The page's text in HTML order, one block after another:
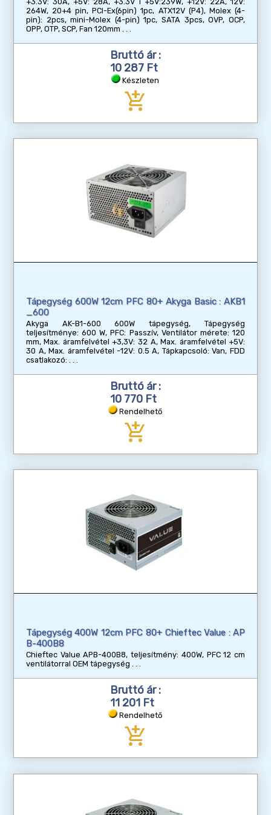
264W, 20+4 pin, PCI-Ex(6pin) 1pc, ATX12V (P4), Molex (4-
pin): 2pcs, mini-Molex (4-pin) 1pc, SATA 3pcs, OVP, OCP,
OPP, OTP, SCP, Fan 120mm
Bruttó ár :
10 287 Ft
Készleten
add_shopping_cart
Tápegység 600W 12cm PFC 80+ Akyga Basic : AKB1
_600
Akyga AK-B1-600 600W tápegység, Tápegység
teljesítménye: 600 W, PFC: Passzív, Ventilátor mérete: 120
mm, Max. áramfelvétel +3,3V: 32 A, Max. áramfelvétel +5V:
30 A, Max. áramfelvétel -12V: 0.5 A, Tápkapcsoló: Van, FDD
csatlakozó:
Bruttó ár :
10 770 Ft
Rendelhető
add_shopping_cart
Tápegység 400W 12cm PFC 80+ Chieftec Value : AP
B-400B8
Chieftec Value APB-400B8, teljesítmény: 400W, PFC 12 cm
ventilátorral OEM tápegység
Bruttó ár :
11 201 Ft
Rendelhető
add_shopping_cart